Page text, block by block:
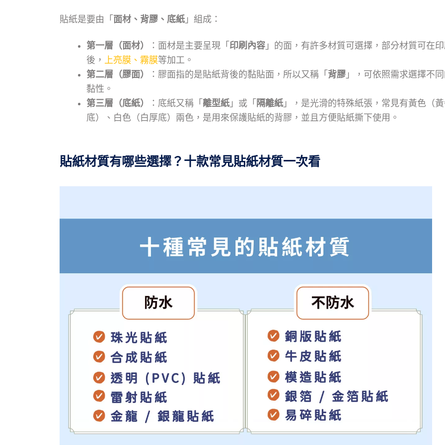
貼紙是要由「 面材、背膠、底紙」組成：
第一層（面材） ：面材是主要呈現「 印刷內容 」的面，有許多材質可選擇，部分材質可在印
後， 上亮膜、霧膜等加工。
第二層（膠面）
：膠面指的是貼紙背後的黏貼面，所以又稱「 背膠 」，可依照需求選擇不
黏性。
第三層（底紙）
：底紙又稱「 離型紙」或「 隔離紙」，是光滑的特殊紙張，常見有黃色（
底）、白色（白厚底）兩色，是用來保護貼紙的背膠，並且方便貼紙撕下使用。
貼紙材質有哪些選擇？十款常見貼紙材質一次看